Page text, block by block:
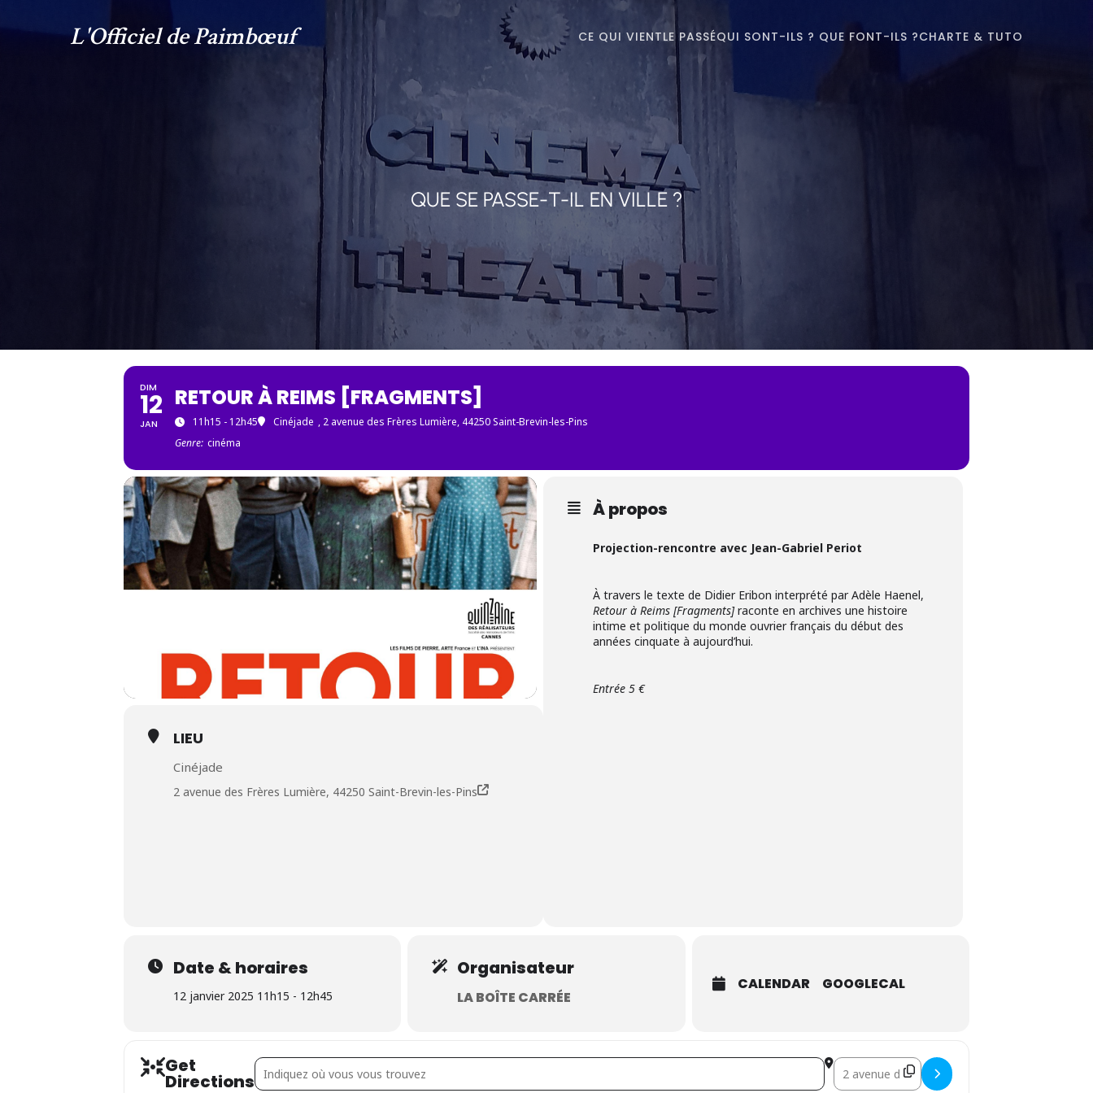
L'Officiel de Paimbœuf CE QUI VIENTLE PASSÉQUI SONT-ILS ? QUE FONT-ILS ?CHARTE & TUTO
QUE SE PASSE-T-IL EN VILLE ?
DIM
12
JAN
RETOUR À REIMS [FRAGMENTS]
11h15 - 12h45 Cinéjade , 2 avenue des Frères Lumière, 44250 Saint-Brevin-les-Pins
Genre: cinéma
À propos
Projection-rencontre avec Jean-Gabriel Periot
À travers le texte de Didier Eribon interprété par Adèle Haenel,
Retour à Reims [Fragments]raconte en archives une histoire
intime et politique du monde ouvrier français du début des
années cinquate à aujourd’hui.
Entrée 5 €
LIEU
Cinéjade
2 avenue des Frères Lumière, 44250 Saint-Brevin-les-Pins
Date & horaires
12 janvier 2025 11h15 - 12h45
Organisateur
LA BOÎTE CARRÉE
CALENDAR GOOGLECAL
Get
Directions
Address - Retour à Reims [Fragments] [] Destination Address - Retour à Reims